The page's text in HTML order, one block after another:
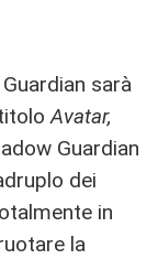
sarà
Avatar,
Guardian
dei
in
la